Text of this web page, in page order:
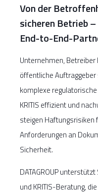
Von der
sicheren Betrieb
End-to-End-
Unternehmen,
öffentliche
komplexe
KRITIS effizient und
steigen Haftungsrisiken
Anforderungen an
Sicherheit.
DATAGROUP
und KRITIS-Beratung,